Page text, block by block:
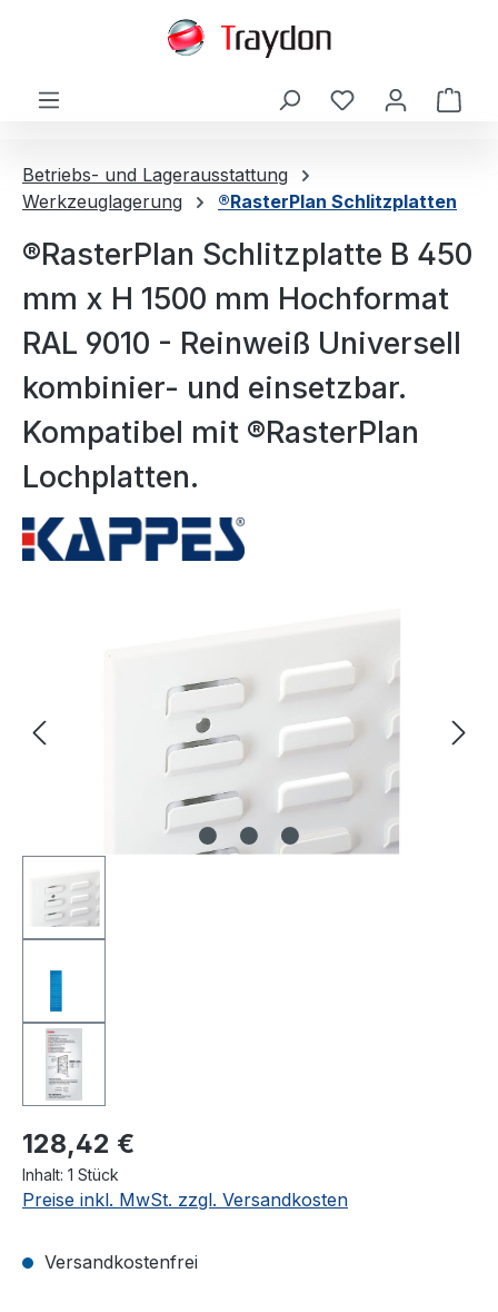
Betriebs- und Lagerausstattung
Werkzeuglagerung
®RasterPlan Schlitzplatten
®RasterPlan Schlitzplatte B 450
mm x H 1500 mm Hochformat
RAL 9010 - Reinweiß Universell
kombinier- und einsetzbar.
Kompatibel mit ®RasterPlan
Lochplatten.
128,42 €
Inhalt: 1 Stück
Preise inkl. MwSt. zzgl. Versandkosten
Versandkostenfrei